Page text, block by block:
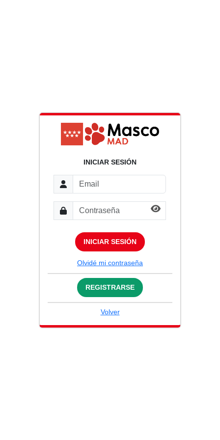
INICIAR SESIÓN
INICIAR SESIÓN
Olvidé mi contraseña
REGISTRARSE
Volver